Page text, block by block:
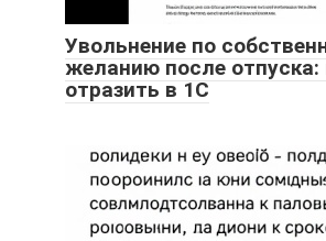
Увольнение по
желанию после отпуска:
отразить в 1С